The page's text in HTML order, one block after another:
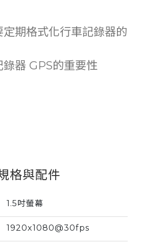
定期格式化行車記錄器的
錄器 GPS的重要性
格與配件
1.5吋螢幕
1920x1080@30fps